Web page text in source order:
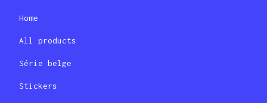
Home
All products
Série belge
Stickers